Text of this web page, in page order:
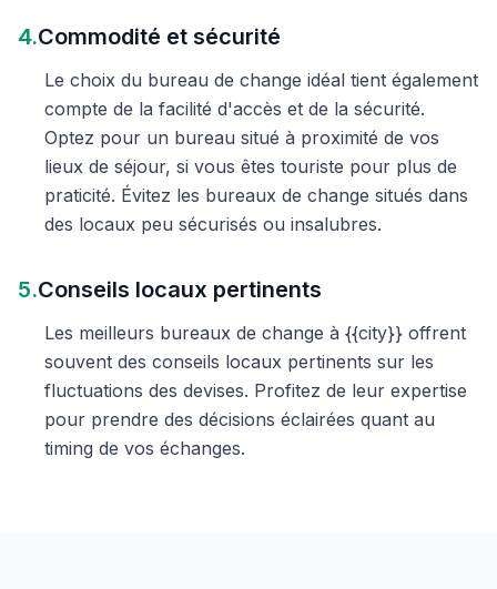
4.Commodité et sécurité
Le choix du bureau de change idéal tient également
compte de la facilité d'accès et de la sécurité.
Optez pour un bureau situé à proximité de vos
lieux de séjour, si vous êtes touriste pour plus de
praticité. Évitez les bureaux de change situés dans
des locaux peu sécurisés ou insalubres.
5.Conseils locaux pertinents
Les meilleurs bureaux de change à {{city}} offrent
souvent des conseils locaux pertinents sur les
fluctuations des devises. Profitez de leur expertise
pour prendre des décisions éclairées quant au
timing de vos échanges.